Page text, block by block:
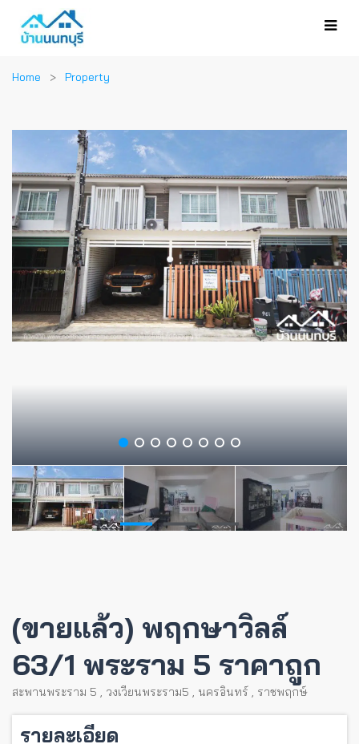
Home Property
(ขายแล้ว) พฤกษาวิลล์
63/1 พระราม 5 ราคาถูก
สะพานพระราม 5 , วงเวียนพระราม5 , นครอินทร์ , ราชพฤกษ์
รายละเอียด